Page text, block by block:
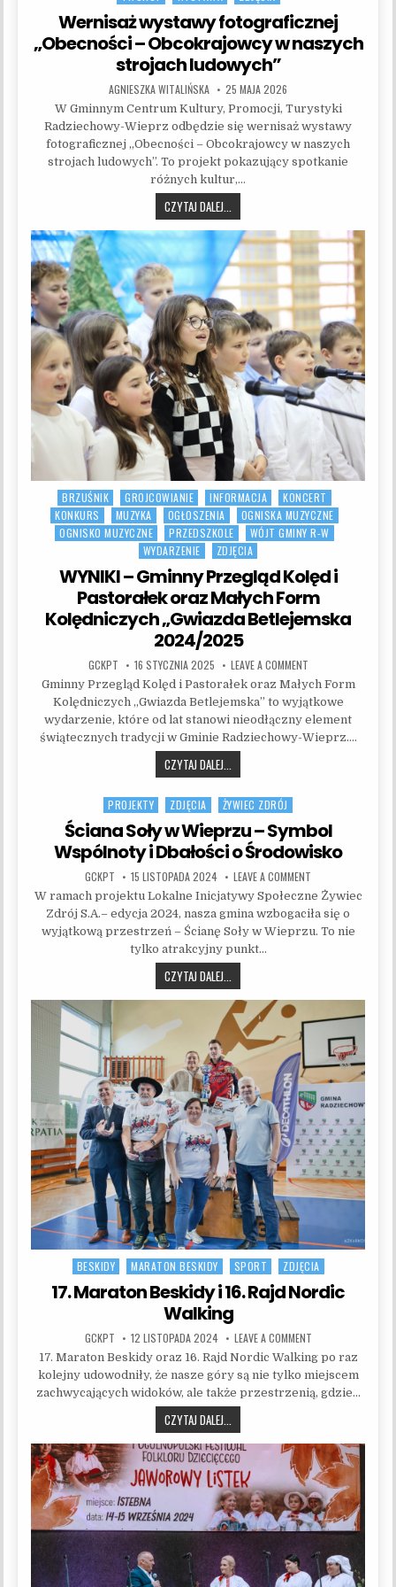
Wernisaż wystawy fotograficznej
„Obecności – Obcokrajowcy w naszych
strojach ludowych”
AUTHOR:
AGNIESZKA WITALIŃSKA PUBLISHED DATE:
25 MAJA 2026
W Gminnym Centrum Kultury, Promocji, Turystyki
Radziechowy-Wieprz odbędzie się wernisaż wystawy
fotograficznej „Obecności – Obcokrajowcy w naszych
strojach ludowych”. To projekt pokazujący spotkanie
różnych kultur,…
CZYTAJ DALEJ...
Posted in
BRZUŚNIK GROJCOWIANIE INFORMACJA
KONCERT
KONKURS
MUZYKA OGŁOSZENIA
OGNISKA MUZYCZNE
OGNISKO MUZYCZNE
PRZEDSZKOLE
WÓJT GMINY R-W
WYDARZENIE
ZDJĘCIA
WYNIKI – Gminny Przegląd Kolęd i
Pastorałek oraz Małych Form
Kolędniczych „Gwiazda Betlejemska
2024/2025
AUTHOR:
GCKPT PUBLISHED DATE:
16 STYCZNIA 2025 LEAVE A COMMENTON WYNIKI –
Gminny Przegląd Kolęd i Pastorałek oraz Małych Form
Kolędniczych „Gwiazda Betlejemska” to wyjątkowe
wydarzenie, które od lat stanowi nieodłączny element
świątecznych tradycji w Gminie Radziechowy-Wieprz….
CZYTAJ DALEJ...
Posted in
PROJEKTY ZDJĘCIA ŻYWIEC ZDRÓJ
Ściana Soły w Wieprzu – Symbol
Wspólnoty i Dbałości o Środowisko
AUTHOR:
GCKPT PUBLISHED DATE:
15 LISTOPADA 2024 LEAVE A COMMENT
W ramach projektu Lokalne Inicjatywy Społeczne Żywiec
Zdrój S.A.– edycja 2024, nasza gmina wzbogaciła się o
wyjątkową przestrzeń – Ścianę Soły w Wieprzu. To nie
tylko atrakcyjny punkt…
CZYTAJ DALEJ...
Posted in
BESKIDY MARATON BESKIDY SPORT ZDJĘCIA
17. Maraton Beskidy i 16. Rajd Nordic
Walking
AUTHOR:
GCKPT PUBLISHED DATE:
12 LISTOPADA 2024 LEAVE A COMMENTON 17. MARATON
17. Maraton Beskidy oraz 16. Rajd Nordic Walking po raz
kolejny udowodniły, że nasze góry są nie tylko miejscem
zachwycających widoków, ale także przestrzenią, gdzie…
CZYTAJ DALEJ...